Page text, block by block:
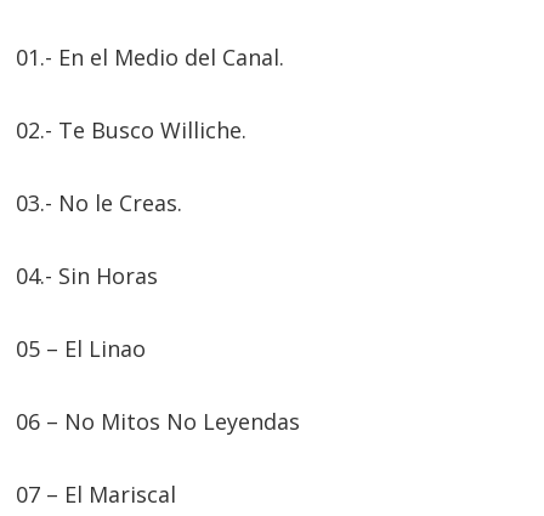
01.- En el Medio del Canal.
02.- Te Busco Williche.
03.- No le Creas.
04.- Sin Horas
05 – El Linao
06 – No Mitos No Leyendas
07 – El Mariscal